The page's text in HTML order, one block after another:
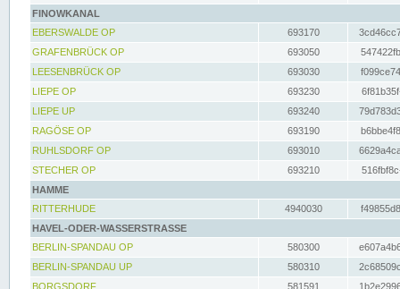
FINOWKANAL
EBERSWALDE OP
693170
GRAFENBRÜCK OP
693050
LEESENBRÜCK OP
693030
LIEPE OP
693230
LIEPE UP
693240
RAGÖSE OP
693190
RUHLSDORF OP
693010
STECHER OP
693210
HAMME
RITTERHUDE
4940030
HAVEL-ODER-WASSERSTRASSE
BERLIN-SPANDAU OP
580300
BERLIN-SPANDAU UP
580310
BORGSDORF
581591